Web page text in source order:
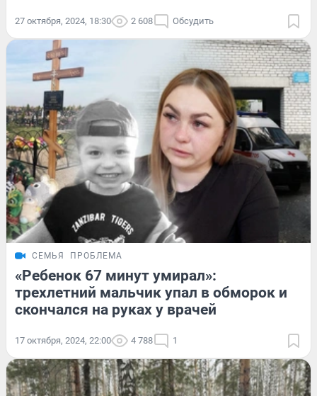
27 октября, 2024, 18:30 2 608 Обсудить
СЕМЬЯ ПРОБЛЕМА
«Ребенок 67 минут умирал»:
трехлетний мальчик упал в обморок и
скончался на руках у врачей
17 октября, 2024, 22:00 4 788 1